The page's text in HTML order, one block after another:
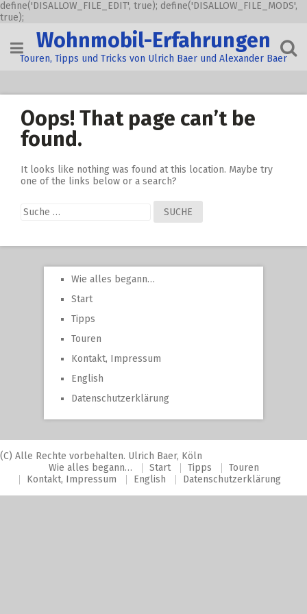
define('DISALLOW_FILE_EDIT', true); define('DISALLOW_FILE_MODS',
true);
content
Wohnmobil-Erfahrungen
Touren, Tipps und Tricks von Ulrich Baer und Alexander Baer
Oops! That page can’t be
found.
It looks like nothing was found at this location. Maybe try
one of the links below or a search?
Suche
nach:
Wie alles begann…
Start
Tipps
Touren
Kontakt, Impressum
English
Datenschutzerklärung
(C) Alle Rechte vorbehalten. Ulrich Baer, Köln
Wie alles begann…
Start Tipps
Touren
Kontakt, Impressum
English Datenschutzerklärung